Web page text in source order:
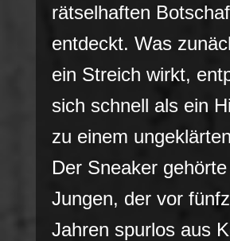
rätselhaften
entdeckt. Was
ein Streich wirkt,
sich schnell als ein
zu einem
Der Sneaker
Jungen, der vor
Jahren spurlos aus